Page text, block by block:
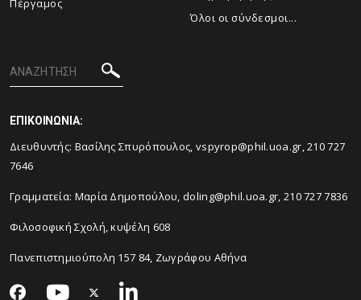
Πέργαμος
Όλοι οι σύνδεσμοι...
ΕΠΙΚΟΙΝΩΝΙΑ:
Διευθυντής: Βασίλης Σπυρόπουλος, vspyrop@phil.uoa.gr, 210 727
7646
Γραμματεία: Μαρία Δημοπούλου, doling@phil.uoa.gr, 210 727 7836
Φιλοσοφική Σχολή, κυψέλη 608
Πανεπιστημιούπολη 157 84, Ζωγράφου Αθήνα